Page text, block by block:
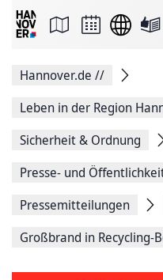
Seite
Facebook
teilen
Seitenlink
Seite
Hannover.de //
Leben in der Region
Sicherheit & Ordnung
Presse- und
Pressemitteilungen
Großbrand in Recycling-